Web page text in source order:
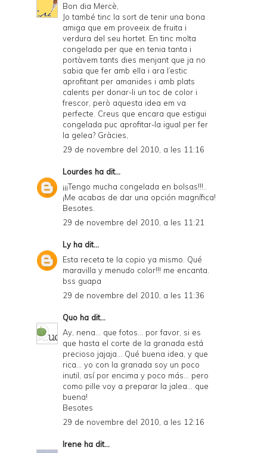
Bon dia Mercè,
Jo també tinc la sort de tenir una bona
amiga que em proveeix de fruita i
verdura del seu hortet. En tinc molta
congelada per que en tenia tanta i
portàvem tants dies menjant que ja no
sabia que fer amb ella i ara l’estic
aprofitant per amanides i amb plats
calents per donar-li un toc de color i
frescor, però aquesta idea em va
perfecte. Creus que encara que estigui
congelada puc aprofitar-la igual per fer
la gelea? Gràcies,
29 de novembre del 2010, a les 11:16
Lourdes ha dit...
¡¡¡Tengo mucha congelada en bolsas!!!..
¡Me acabas de dar una opción magnífica!
Besotes.
29 de novembre del 2010, a les 11:21
Lyha dit...
Esta receta te la copio ya mismo. Qué
maravilla y menudo color!!! me encanta.
bss guapa
29 de novembre del 2010, a les 11:36
Quo ha dit...
Ay, nena... que fotos... por favor, si es
que hasta el corte de la granada está
precioso jajaja... Qué buena idea, y que
rica... yo con la granada soy un poco
inutil, así por encima y poco más... pero
como pille voy a preparar la jalea... que
buena!
Besotes
29 de novembre del 2010, a les 12:16
Irene ha dit...